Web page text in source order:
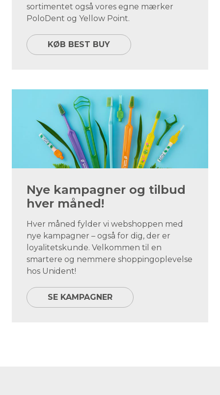
sortimentet også vores egne mærker
PoloDent og Yellow Point.
KØB BEST BUY
Nye kampagner og tilbud
hver måned!
Hver måned fylder vi webshoppen med
nye kampagner – også for dig, der er
loyalitetskunde. Velkommen til en
smartere og nemmere shoppingoplevelse
hos Unident!
SE KAMPAGNER